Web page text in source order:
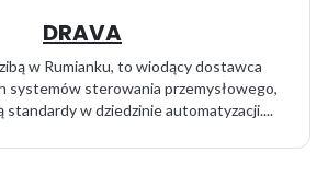
DRAVA
w Rumianku, to wiodący dostawca
systemów sterowania przemysłowego,
w dziedzinie automatyzacji....